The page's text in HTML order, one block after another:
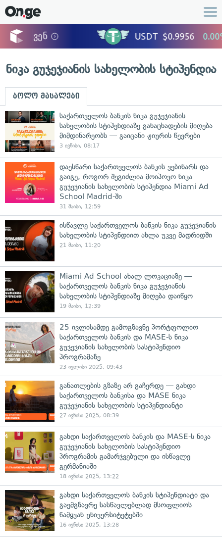
ნიკა გუჯეჯიანის სახელობის სტიპენდია
ბოლო მასალები
საქართველოს ბანკის ნიკა გუჯეჯიანის
სახელობის სტიპენდიაზე განაცხადების მიღება
მიმდინარეობს — გაიცანი ჟიურის წევრები
3 ივნისი, 08:17
დაესწარი საქართველოს ბანკის ვებინარს და
გაიგე, როგორ შეგიძლია მოიპოვო ნიკა
გუჯეჯიანის სახელობის სტიპენდია Miami Ad
School Madrid-ში
31 მაისი, 12:59
ისწავლე საქართველოს ბანკის ნიკა გუჯეჯიანის
სახელობის სტიპენდიით ახლა უკვე მადრიდში
21 მაისი, 11:20
Miami Ad School ახალ ლოკაციაზე —
საქართველოს ბანკის ნიკა გუჯეჯიანის
სახელობის სტიპენდიაზე მიღება დაიწყო
19 მაისი, 12:39
25 ივლისამდე გამოგზავნე პორტფოლიო
საქართველოს ბანკის და MASE-ს ნიკა
გუჯეჯიანის სახელობის სასტიპენდიო
პროგრამაზე
23 ივლისი 2025, 09:43
განათლების გზაზე არ გაჩერდე — გახდი
საქართველოს ბანკისა და MASE ნიკა
გუჯეჯიანის სახელობის სტიპენდიანტი
27 ივნისი 2025, 08:39
გახდი საქართველოს ბანკის და MASE-ს ნიკა
გუჯეჯიანის სახელობის სასტიპენდიო
პროგრამის გამარჯვებული და ისწავლე
გერმანიაში
18 ივნისი 2025, 13:22
გახდი საქართველოს ბანკის სტიპენდიატი და
გაემგზავრე სასწავლებლად მსოფლიოს
წამყვან უნივერსიტეტებში
16 ივნისი 2025, 13:28